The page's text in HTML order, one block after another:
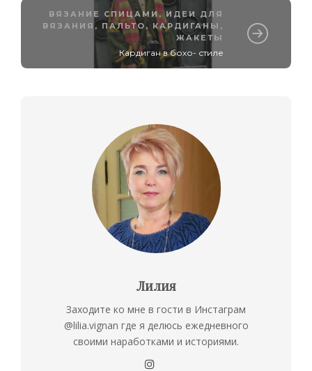
ВЯЗАНИЕ СПИЦАМИ,ИДЕИ ДЛЯ
ВЯЗАНИЯ , ПАЛЬТО, КАРДИГАНЫ,
ЖАКЕТЫ
Кардиган в бохо- стиле
Лилия
Заходите ко мне в гости в Инстаграм
@lilia.vignan где я делюсь ежедневного
своими наработками и историями.